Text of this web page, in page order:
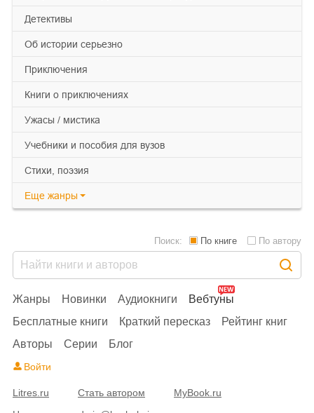
детективы
об истории серьезно
приключения
книги о приключениях
ужасы / мистика
учебники и пособия для вузов
cтихи, поэзия
Еще жанры
Жанры Новинки Аудиокниги
Вебтуны
Бесплатные книги
Краткий пересказ
Рейтинг книг
Авторы
Серии Блог
Поиск: По книге По автору
Войти
Litres.ru Стать автором
MyBook.ru